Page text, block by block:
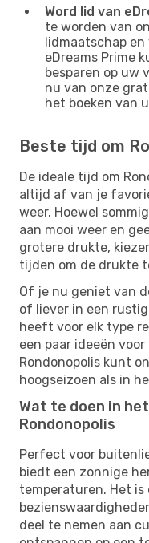
Word lid van
te worden van
lidmaatschap
eDreams Prime
besparen op uw
nu van onze
het boeken van
Beste tijd om
De ideale tijd om
altijd af van je
weer. Hoewel
aan mooi weer en
grotere drukte,
tijden om de drukte
Of je nu geniet van
of liever in een
heeft voor elk type
een paar ideeën
Rondonopolis kunt
hoogseizoen als in
Wat te doen in
Rondonopolis
Perfect voor
biedt een zonnige
temperaturen. Het
deel te nemen aan